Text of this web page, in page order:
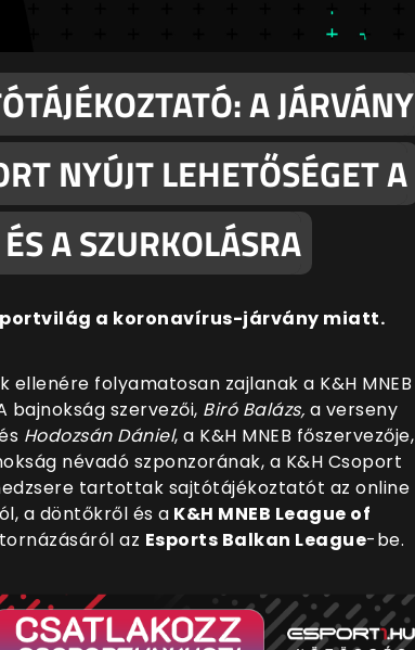
A JÁRVÁNY
NYÚJT LEHETŐSÉGET A
A SZURKOLÁSRA
a koronavírus-járvány miatt.
folyamatosan zajlanak a K&H MNEB
bajnokság szervezői, Biró Balázs, a verseny
Hodozsán Dániel, a K&H MNEB főszervezője,
névadó szponzorának, a K&H Csoport
tartottak sajtótájékoztatót az online
a döntőkről és a K&H MNEB League of
az Esports Balkan League-be.